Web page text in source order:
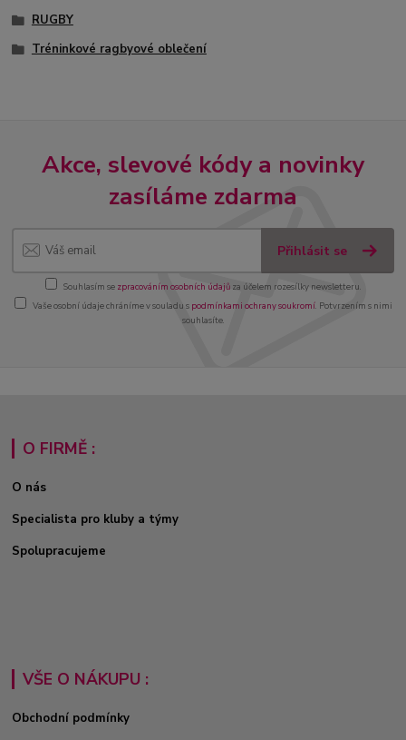
RUGBY
Tréninkové ragbyové oblečení
Akce, slevové kódy a novinky
zasíláme zdarma
Přihlásit se
Souhlasím se zpracováním osobních údajůza účelem rozesílky newsletteru.
Vaše osobní údaje chráníme v souladu s podmínkami ochrany soukromí. Potvrzením s nimi
souhlasíte.
O FIRMĚ :
O nás
Specialista pro kluby a týmy
Spolupracujeme
VŠE O NÁKUPU :
Obchodní podmínky